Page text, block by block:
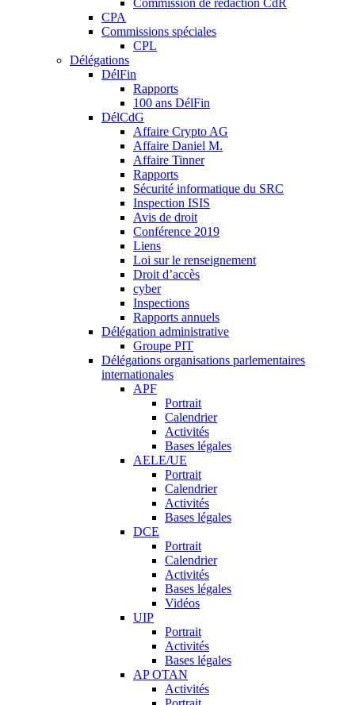
Commission de rédaction CdR
CPA
Commissions spéciales
CPL
Délégations
DélFin
Rapports
100 ans DélFin
DélCdG
Affaire Crypto AG
Affaire Daniel M.
Affaire Tinner
Rapports
Sécurité informatique du SRC
Inspection ISIS
Avis de droit
Conférence 2019
Liens
Loi sur le renseignement
Droit d’accès
cyber
Inspections
Rapports annuels
Délégation administrative
Groupe PIT
Délégations organisations parlementaires
internationales
APF
Portrait
Calendrier
Activités
Bases légales
AELE/UE
Portrait
Calendrier
Activités
Bases légales
DCE
Portrait
Calendrier
Activités
Bases légales
Vidéos
UIP
Portrait
Activités
Bases légales
AP OTAN
Activités